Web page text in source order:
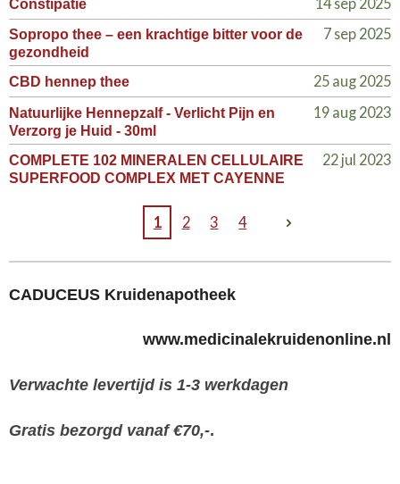
Constipatie
Sopropo thee – een krachtige bitter voor de
gezondheid
7 sep 2025
CBD hennep thee 25 aug 2025
Natuurlijke Hennepzalf - Verlicht Pijn en
Verzorg je Huid - 30ml
19 aug 2023
COMPLETE 102 MINERALEN CELLULAIRE
SUPERFOOD COMPLEX MET CAYENNE
22 jul 2023
1 2 3 4
CADUCEUS Kruidenapotheek
www.medicinalekruidenonline.nl
Verwachte levertijd is 1-3 werkdagen
Gratis bezorgd vanaf €70,-.